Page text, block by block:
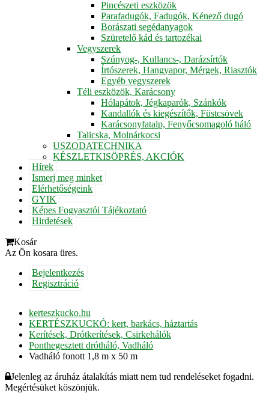
Pincészeti eszközök
Parafadugók, Fadugók, Kénező dugó
Borászati segédanyagok
Szüretelő kád és tartozékai
Vegyszerek
Szúnyog-, Kullancs-, Darázsírtók
Írtószerek, Hangyapor, Mérgek, Riasztók
Egyéb vegyszerek
Téli eszközök, Karácsony
Hólapátok, Jégkaparók, Szánkók
Kandallók és kiegészítők, Füstcsövek
Karácsonyfatalp, Fenyőcsomagoló háló
Talicska, Molnárkocsi
USZODATECHNIKA
KÉSZLETKISÖPRÉS, AKCIÓK
Hírek
Ismerj meg minket
Elérhetőségeink
GYIK
Képes Fogyasztói Tájékoztató
Hirdetések
Kosár
Az Ön kosara üres.
Bejelentkezés
Regisztráció
kerteszkucko.hu
KERTÉSZKUCKÓ: kert, barkács, háztartás
Kerítések, Drótkerítések, Csirkehálók
Ponthegesztett drótháló, Vadháló
Vadháló fonott 1,8 m x 50 m
Jelenleg az áruház átalakítás miatt nem tud rendeléseket fogadni.
Megértésüket köszönjük.